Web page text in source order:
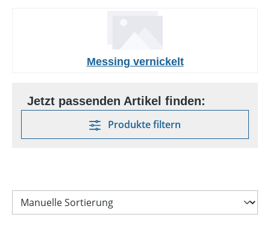
Messing vernickelt
Produkte filtern